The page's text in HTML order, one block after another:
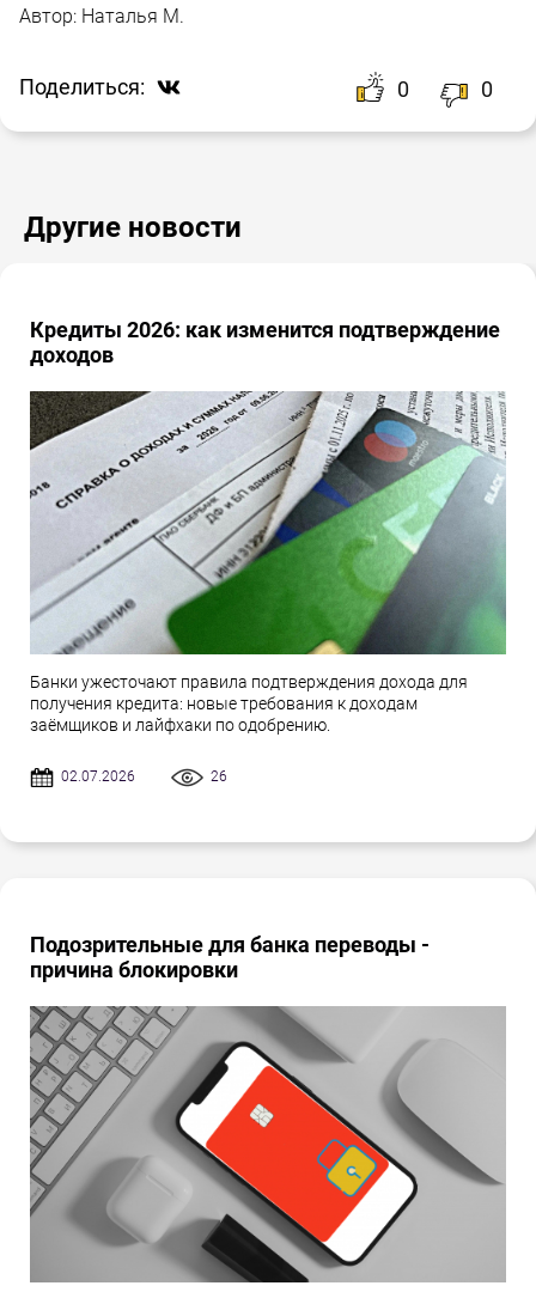
Автор: Наталья М.
Поделиться: 0 0
Другие новости
Кредиты 2026: как изменится подтверждение
доходов
Банки ужесточают правила подтверждения дохода для
получения кредита: новые требования к доходам
заёмщиков и лайфхаки по одобрению.
02.07.2026 26
Подозрительные для банка переводы -
причина блокировки